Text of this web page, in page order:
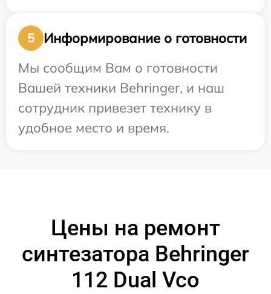
5
Информирование о готовности
Мы сообщим Вам о готовности
Вашей техники Behringer, и наш
сотрудник привезет технику в
удобное место и время.
Цены на ремонт
синтезатора Behringer
112 Dual Vco